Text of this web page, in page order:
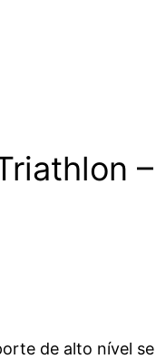
de alto nível